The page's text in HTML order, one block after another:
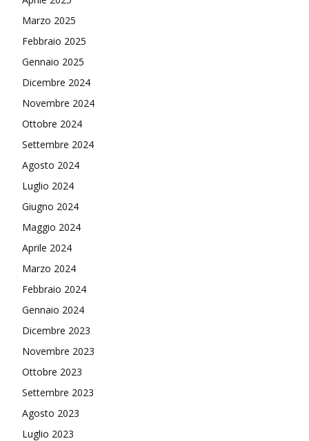
Marzo 2025
Febbraio 2025
Gennaio 2025
Dicembre 2024
Novembre 2024
Ottobre 2024
Settembre 2024
Agosto 2024
Luglio 2024
Giugno 2024
Maggio 2024
Aprile 2024
Marzo 2024
Febbraio 2024
Gennaio 2024
Dicembre 2023
Novembre 2023
Ottobre 2023
Settembre 2023
Agosto 2023
Luglio 2023